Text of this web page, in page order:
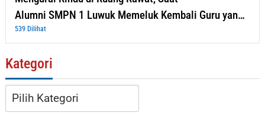
Alumni SMPN 1 Luwuk Memeluk Kembali Guru yan…
539 Dilihat
Kategori
Kategori